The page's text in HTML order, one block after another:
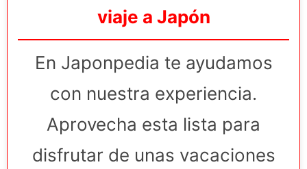
viaje a Japón
En Japonpedia te ayudamos
con nuestra experiencia.
Aprovecha esta lista para
disfrutar de unas vacaciones